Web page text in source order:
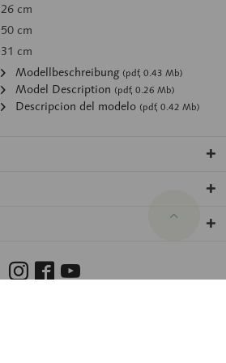
26 cm
50 cm
31 cm
Modellbeschreibung (pdf, 0.43 Mb)
Model Description (pdf, 0.26 Mb)
Descripcion del modelo (pdf, 0.42 Mb)